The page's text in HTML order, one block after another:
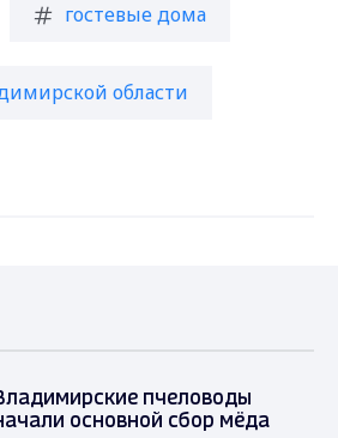
гостевые дома
области
пчеловоды
основной сбор мёда